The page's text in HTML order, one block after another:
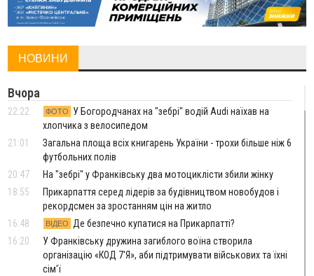
НОВИНИ
Вчора
22:22 ФОТО
У Богородчанах на "зебрі" водій Audi наїхав на
хлопчика з велосипедом
21:01
Загальна площа всіх книгарень України - трохи більше ніж 6
футбольних полів
20:47
На "зебрі" у Франківську два мотоциклісти збили жінку
18:55
Прикарпаття серед лідерів за будівництвом новобудов і
рекордсмен за зростанням цін на житло
16:48
ВІДЕО Де безпечно купатися на Прикарпатті?
16:20
У Франківську дружина загиблого воїна створила
організацію «КОД 7'Я», аби підтримувати військових та їхні
сім'ї